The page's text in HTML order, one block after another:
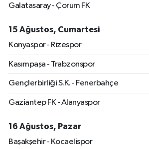
Galatasaray - Çorum FK
15 Ağustos, Cumartesi
Konyaspor - Rizespor
Kasımpaşa - Trabzonspor
Gençlerbirliği S.K. - Fenerbahçe
Gaziantep FK - Alanyaspor
16 Ağustos, Pazar
Başakşehir - Kocaelispor